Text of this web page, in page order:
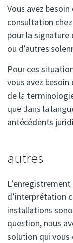
Vous avez
consultation
pour la signature
ou d’autres
Pour ces
vous avez
de la
que dans la
antécédents
autres
d’interprétation
installations
question, nous
solution qui vous